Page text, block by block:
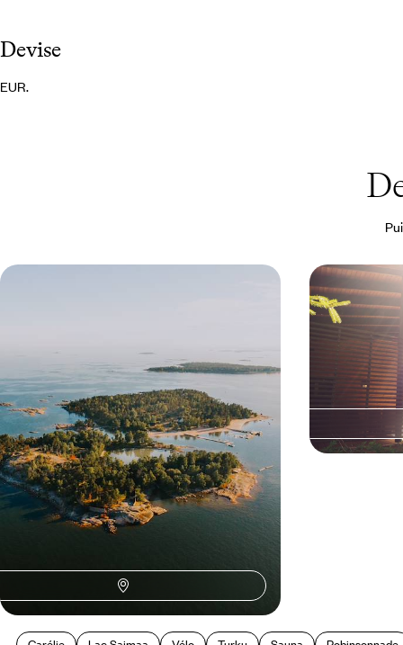
Devise
EUR.
profiter tous ensemble de la belle saison
finlandaise, en ville et au bord de l'eau
12 jours, de 3500 à 4600 $ CA
Aux beaux
forêts et
Profiter de la
région des
l’énergie
9 jours, de 4500